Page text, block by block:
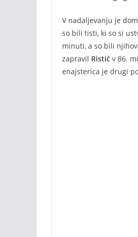
V nadaljevanju je
so bili tisti, ki so si
minuti, a so bili
zapravil Ristič v 86.
enajsterica je drugi